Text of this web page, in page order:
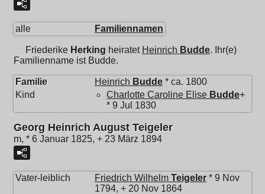
alle Familiennamen
Friederike Herking heiratet Heinrich Budde. Ihr(e)
Familienname ist Budde.
Familie Heinrich Budde * ca. 1800
Kind
Charlotte Caroline Elise Budde+
* 9 Jul 1830
Georg Heinrich August Teigeler
m, * 6 Januar 1825, + 23 März 1894
Vater-leiblich Friedrich Wilhelm Teigeler * 9 Nov
1794, + 20 Nov 1864